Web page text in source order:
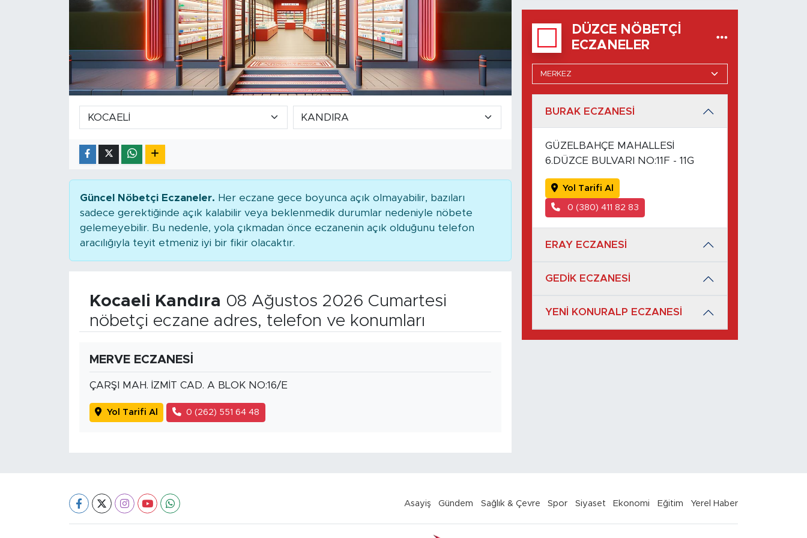
Güncel Nöbetçi Eczaneler. Her eczane gece boyunca açık olmayabilir, bazıları
sadece gerektiğinde açık kalabilir veya beklenmedik durumlar nedeniyle nöbete
gelemeyebilir. Bu nedenle, yola çıkmadan önce eczanenin açık olduğunu telefon
aracılığıyla teyit etmeniz iyi bir fikir olacaktır.
Kocaeli Kandıra 08 Ağustos 2026 Cumartesi
nöbetçi eczane adres, telefon ve konumları
MERVE ECZANESİ
ÇARŞI MAH. İZMİT CAD. A BLOK NO:16/E
Yol Tarifi Al 0 (262) 551 64 48
DÜZCE NÖBETÇI
ECZANELER
BURAK ECZANESİ
GÜZELBAHÇE MAHALLESİ
6.DÜZCE BULVARI NO:11F - 11G
Yol Tarifi Al
0 (380) 411 82 83
ERAY ECZANESİ
GEDİK ECZANESİ
YENİ KONURALP ECZANESİ
Asayiş Gündem Sağlık & Çevre Spor Siyaset Ekonomi Eğitim Yerel Haber